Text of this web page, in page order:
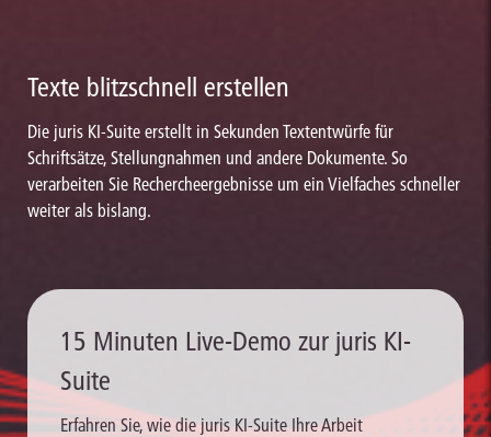
Texte blitzschnell erstellen
Die juris KI-Suite erstellt in Sekunden Textentwürfe für
Schriftsätze, Stellungnahmen und andere Dokumente. So
verarbeiten Sie Rechercheergebnisse um ein Vielfaches schneller
weiter als bislang.
15 Minuten Live-Demo zur juris KI-
Suite
Erfahren Sie, wie die juris KI-Suite Ihre Arbeit